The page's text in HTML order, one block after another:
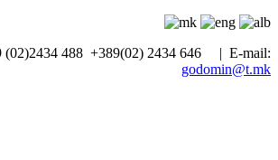
(02)2434 488 +389(02) 2434 646 | E-mail:
godomin@t.mk